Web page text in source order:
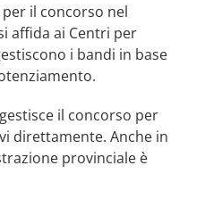
il concorso nel
affida ai Centri per
i bandi in base
il concorso per
direttamente. Anche in
provinciale è